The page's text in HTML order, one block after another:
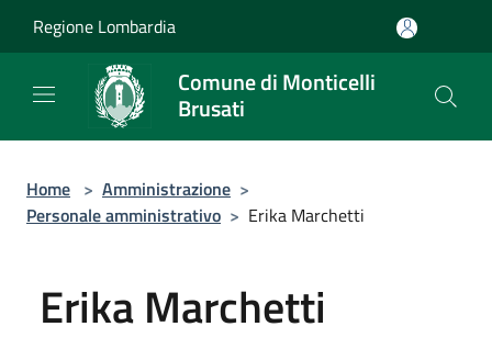
Regione Lombardia
Comune di Monticelli
Brusati
Home > Amministrazione >
Personale amministrativo > Erika Marchetti
Erika Marchetti